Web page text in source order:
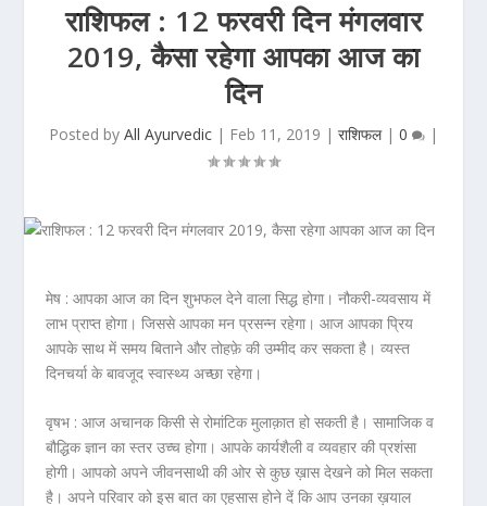
राशिफल : 12 फरवरी दिन मंगलवार
2019, कैसा रहेगा आपका आज का
दिन
Posted by All Ayurvedic | Feb 11, 2019 | राशिफल| 0 |
मेष : आपका आज का दिन शुभफल देने वाला सिद्ध होगा। नौकरी-व्यवसाय में
लाभ प्राप्त होगा। जिससे आपका मन प्रसन्न रहेगा। आज आपका प्रिय
आपके साथ में समय बिताने और तोहफ़े की उम्मीद कर सकता है। व्यस्त
दिनचर्या के बावजूद स्वास्थ्य अच्छा रहेगा।
वृषभ : आज अचानक किसी से रोमांटिक मुलाक़ात हो सकती है। सामाजिक व
बौद्धिक ज्ञान का स्तर उच्च होगा। आपके कार्यशैली व व्यवहार की प्रशंसा
होगी। आपको अपने जीवनसाथी की ओर से कुछ ख़ास देखने को मिल सकता
है। अपने परिवार को इस बात का एहसास होने दें कि आप उनका ख़याल